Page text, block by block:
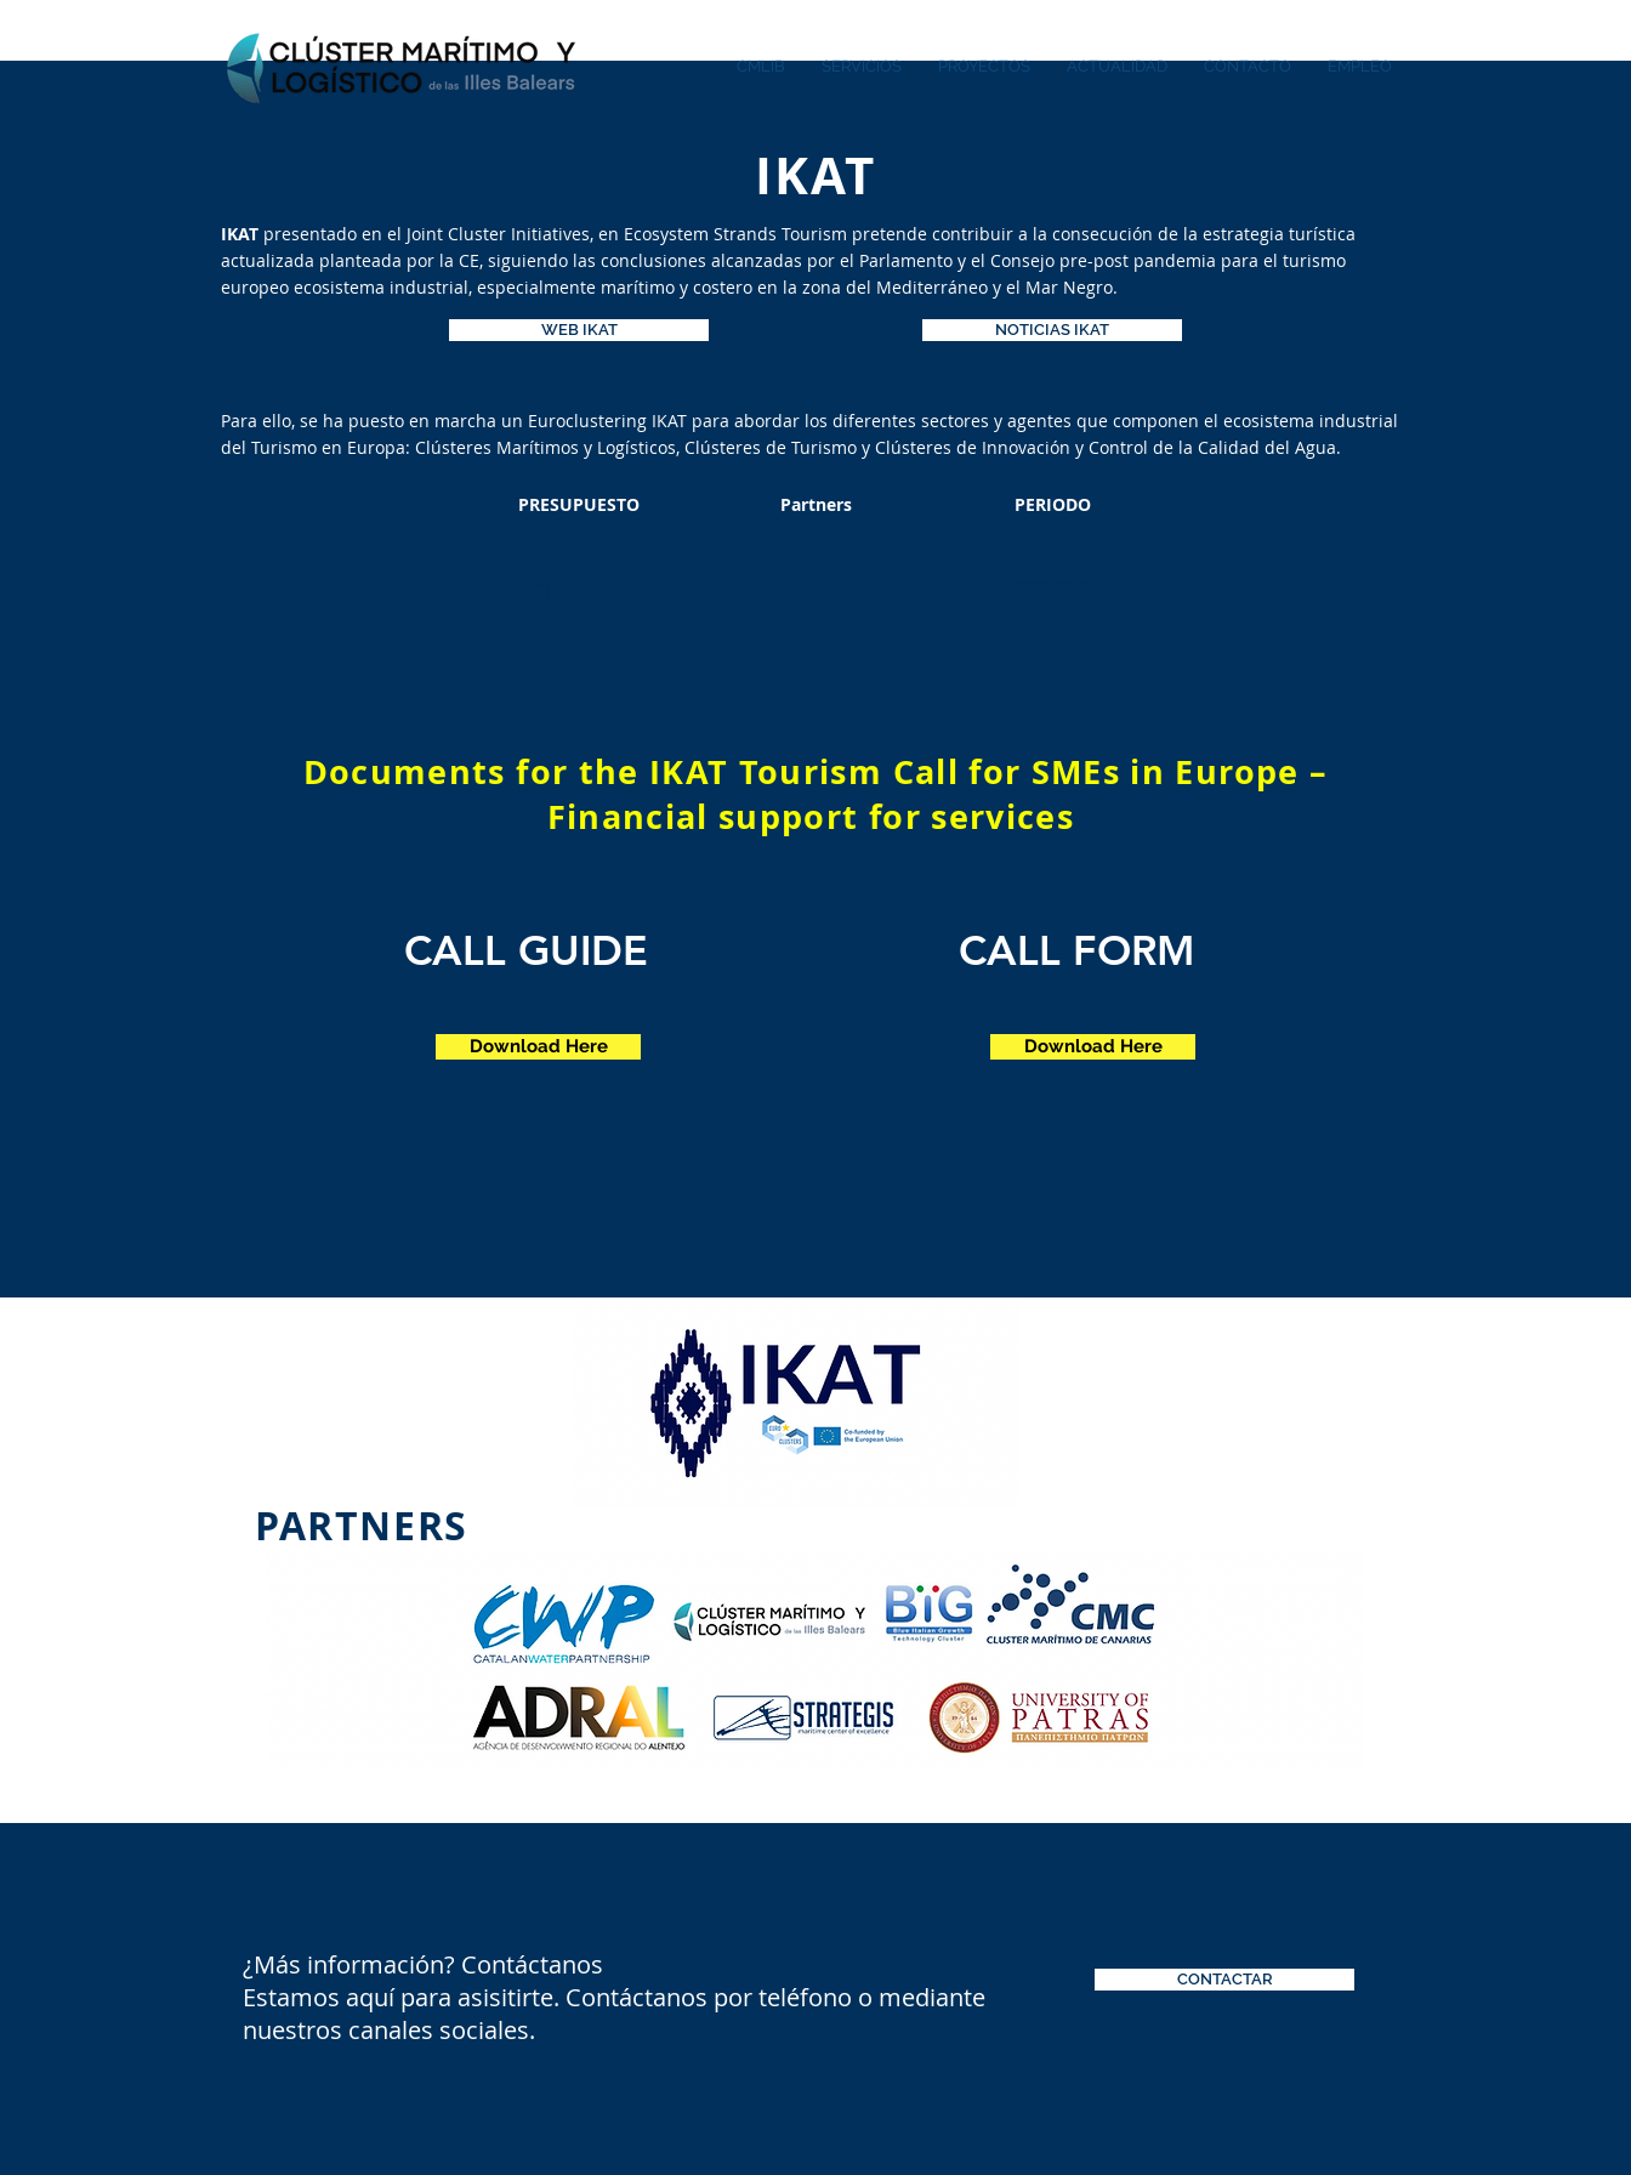
CMLIB SERVICIOS PROYECTOS ACTUALIDAD CONTACTO EMPLEO
IKAT
IKAT presentado en el Joint Cluster Initiatives, en Ecosystem Strands Tourism pretende contribuir a la consecución de la estrategia turística
actualizada planteada por la CE, siguiendo las conclusiones alcanzadas por el Parlamento y el Consejo pre-post pandemia para el turismo
europeo ecosistema industrial, especialmente marítimo y costero en la zona del Mediterráneo y el Mar Negro.
Para ello, se ha puesto en marcha un Euroclustering IKAT para abordar los diferentes sectores y agentes que componen el ecosistema industrial
del Turismo en Europa: Clústeres Marítimos y Logísticos, Clústeres de Turismo y Clústeres de Innovación y Control de la Calidad del Agua.
PRESUPUESTO Partners PERIODO
WEB IKAT NOTICIAS IKAT
Documents for the IKAT Tourism Call for SMEs in Europe –
Financial support for services
CALL GUIDE
Download Here
CALL FORM
Download Here
PARTNERS
¿Más información? Contáctanos
Estamos aquí para asisitirte. Contáctanos por teléfono o mediante
nuestros canales sociales.
CONTACTAR